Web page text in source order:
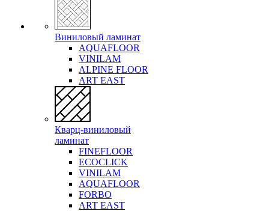
Виниловый ламинат
AQUAFLOOR
VINILAM
ALPINE FLOOR
ART EAST
Кварц-виниловый
ламинат
FINEFLOOR
ECOCLICK
VINILAM
AQUAFLOOR
FORBO
ART EAST